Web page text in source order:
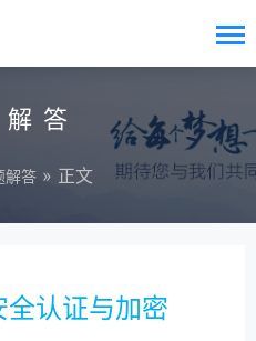
答
解答 » 正文
认证与加密